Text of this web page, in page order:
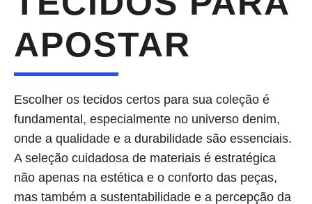
APOSTAR
Escolher os tecidos certos para sua coleção é
fundamental, especialmente no universo denim,
onde a qualidade e a durabilidade são essenciais.
A seleção cuidadosa de materiais é estratégica
não apenas na estética e o conforto das peças,
mas também a sustentabilidade e a percepção da